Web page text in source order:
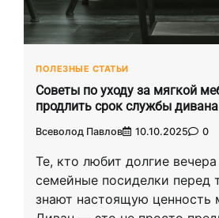
ПОЛЕЗНЫЕ СТАТЬИ
Советы по уходу за мягкой
продлить срок службы дивана
Всеволод Павлов 10.10.2025 0
Те, кто любит долгие
семейные посиделки перед
знают настоящую ценность